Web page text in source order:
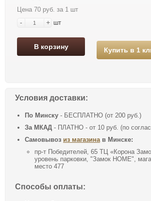
Цена 70 руб. за 1 шт
- + шт
В корзину Купить в 1
Условия доставки:
По Минску - БЕСПЛАТНО (от 200 руб.)
За МКАД - ПЛАТНО - от 10 руб. (по
Самовывоз из магазина в Минске:
пр-т Победителей, 65 ТЦ «Корона
уровень парковки, "Замок HOME",
место 477
Способы оплаты: